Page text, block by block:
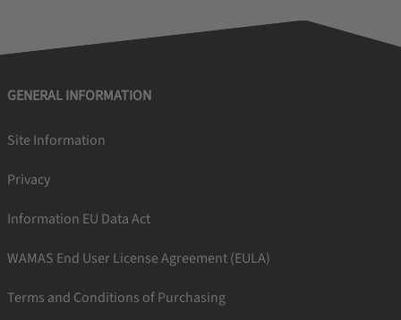
GENERAL INFORMATION
Site Information
Privacy
Information EU Data Act
WAMAS End User License Agreement (EULA)
Terms and Conditions of Purchasing